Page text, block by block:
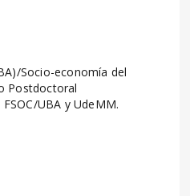
Socio-economía del
Postdoctoral
UBA y UdeMM.